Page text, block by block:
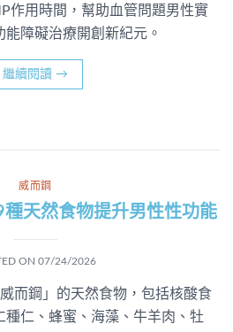
作用時間，幫助血管問題男性實
障礙治療開創新紀元。
繼續閱讀 →
威而鋼
天然食物提升男性性功能
ON 07/24/2026
而鋼」的天然食物，包括核酸食
仁、蜂蜜、海藻、牛羊肉、牡